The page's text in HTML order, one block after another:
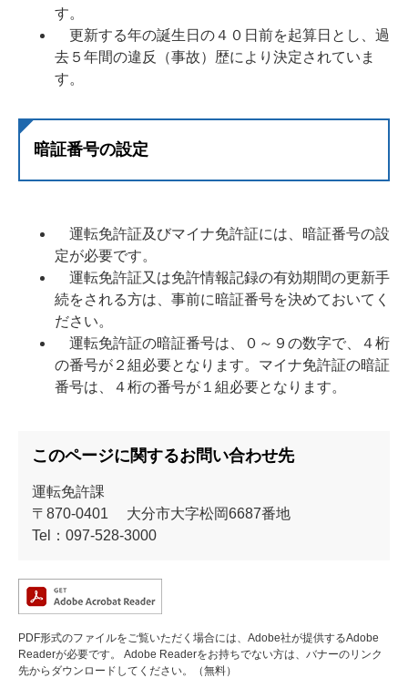
す。
更新する年の誕生日の４０日前を起算日とし、過
去５年間の違反（事故）歴により決定されていま
す。
暗証番号の設定
運転免許証及びマイナ免許証には、暗証番号の設
定が必要です。
運転免許証又は免許情報記録の有効期間の更新手
続をされる方は、事前に暗証番号を決めておいてく
ださい。
運転免許証の暗証番号は、０～９の数字で、４桁
の番号が２組必要となります。マイナ免許証の暗証
番号は、４桁の番号が１組必要となります。
このページに関するお問い合わせ先
運転免許課
〒870-0401
大分市大字松岡6687番地
Tel：097-528-3000
PDF形式のファイルをご覧いただく場合には、Adobe社が提供するAdobe
Readerが必要です。
Adobe Readerをお持ちでない方は、バナーのリンク
先からダウンロードしてください。（無料）